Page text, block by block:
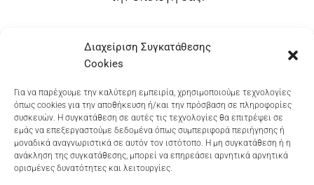
Διαχείριση Συγκατάθεσης
Cookies
Για να παρέχουμε την καλύτερη εμπειρία, χρησιμοποιούμε τεχνολογίες
όπως cookies για την αποθήκευση ή/και την πρόσβαση σε πληροφορίες
συσκευών. Η συγκατάθεση σε αυτές τις τεχνολογίες θα επιτρέψει σε
εμάς να επεξεργαστούμε δεδομένα όπως συμπεριφορά περιήγησης ή
μοναδικά αναγνωριστικά σε αυτόν τον ιστότοπο. Η μη συγκατάθεση ή η
ανάκληση της συγκατάθεσης, μπορεί να επηρεάσει αρνητικά αρνητικά
ορισμένες δυνατότητες και λειτουργίες.
Dioni Hair Care, Ζυμβρακάκηδων 33
91906
Dioni Hair Spa, Κ. Σφακιανάκη 5, τηλ 28210 94712
Visa MasterCard
Cash
Bank
Google